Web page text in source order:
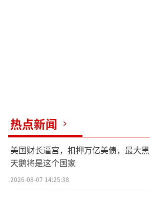
热点新闻
美国财长逼宫，扣押万亿美债，最大黑
天鹅将是这个国家
2026-08-07 14:25:38